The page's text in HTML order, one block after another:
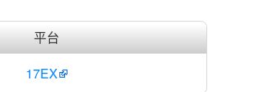
平台
17EX